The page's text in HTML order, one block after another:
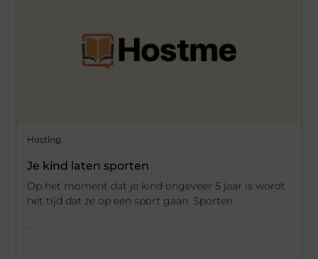
Hosting
Je kind laten sporten
Op het moment dat je kind ongeveer 5 jaar is wordt
het tijd dat ze op een sport gaan. Sporten
...